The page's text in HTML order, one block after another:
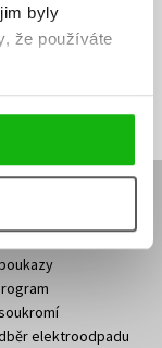
byly
že používáte
našich e-
údajů.
se
elektroodpadu